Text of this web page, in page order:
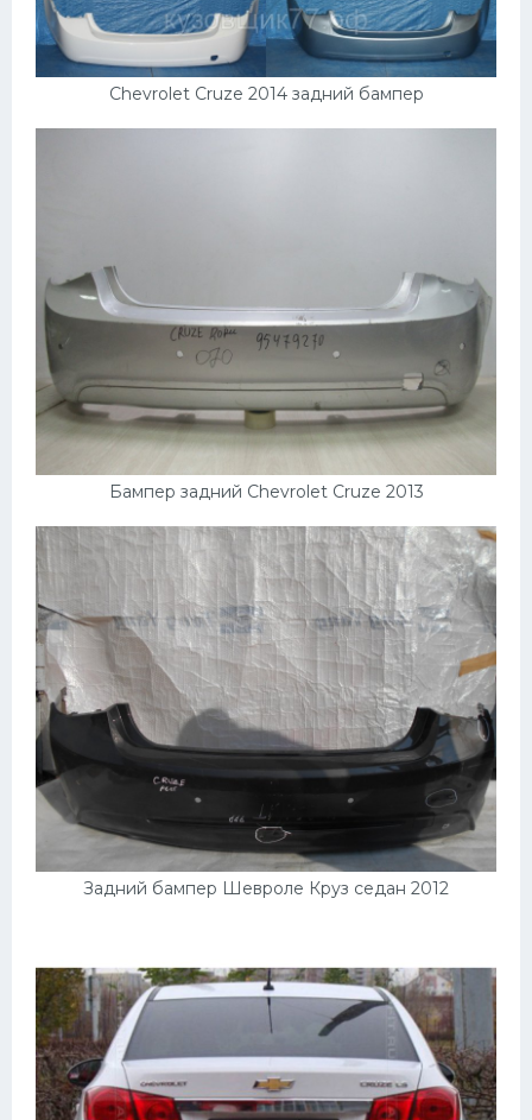
Chevrolet Cruze 2014 задний бампер
Бампер задний Chevrolet Cruze 2013
Задний бампер Шевроле Круз седан 2012
Мерседес
Фольксваген
Черри
Джили
Хавал
Кавасаки
Фиат
Ситроен
Субару
Опель
Подводные лодки
Митсубиси
Киа
Танки
Крайслер
Самолеты
Корабли
Комплектующие
Тойота